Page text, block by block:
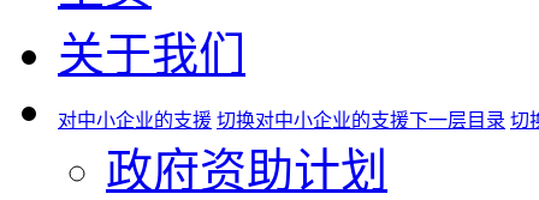
关于我们
对中小企业的支援 切换对中小企业的支援下一层目录 切
政府资助计划